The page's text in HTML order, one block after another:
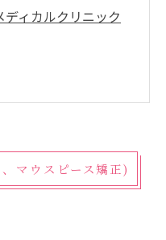
ィカルクリニック
マウスピース矯正)